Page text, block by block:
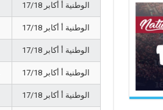
الوطنية أ أكابر 17/18
الوطنية أ أكابر 17/18
الوطنية أ أكابر 17/18
الوطنية أ أكابر 17/18
الوطنية أ أكابر 17/18